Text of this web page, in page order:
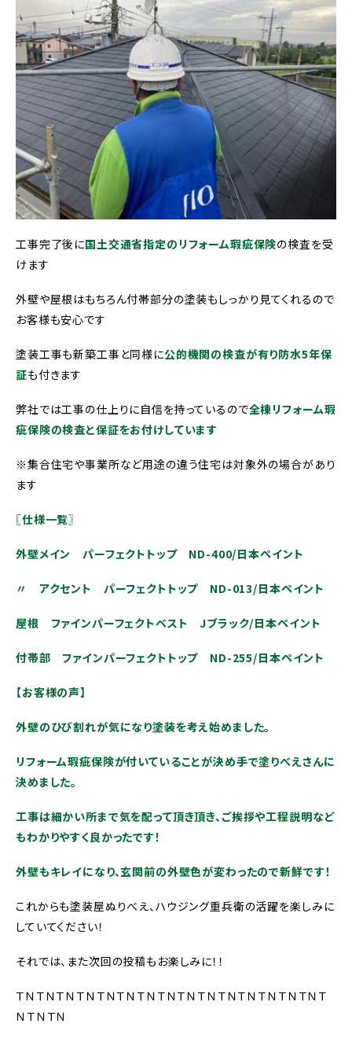
工事完了後に国土交通省指定のリフォーム瑕疵保険の検査を受
けます
外壁や屋根はもちろん付帯部分の塗装もしっかり見てくれるので
お客様も安心です
塗装工事も新築工事と同様に公的機関の検査が有り防水5年保
証も付きます
弊社では工事の仕上りに自信を持っているので全棟リフォーム瑕
疵保険の検査と保証をお付けしています
※集合住宅や事業所など用途の違う住宅は対象外の場合があり
ます
〖仕様一覧〗
外壁メイン パーフェクトトップ ND-400/日本ペイント
〃 アクセント パーフェクトトップ ND-013/日本ペイント
屋根 ファインパーフェクトベスト Jブラック/日本ペイント
付帯部 ファインパーフェクトトップ ND-255/日本ペイント
【お客様の声】
外壁のひび割れが気になり塗装を考え始めました。
リフォーム瑕疵保険が付いていることが決め手で塗りべえさんに
決めました。
工事は細かい所まで気を配って頂き頂き、ご挨拶や工程説明など
もわかりやすく良かったです！
外壁もキレイになり、玄関前の外壁色が変わったので新鮮です！
これからも塗装屋ぬりべえ、ハウジング重兵衛の活躍を楽しみに
していてください！
それでは、また次回の投稿もお楽しみに！！
ＴＮＴＮＴＮＴＮＴＮＴＮＴＮＴＮＴＮＴＮＴＮＴＮＴＮＴＮＴＮＴ
ＮＴＮＴＮ